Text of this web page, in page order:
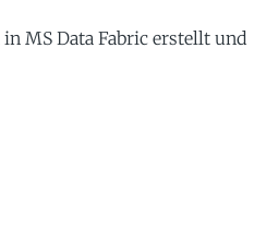
MS Data Fabric erstellt und